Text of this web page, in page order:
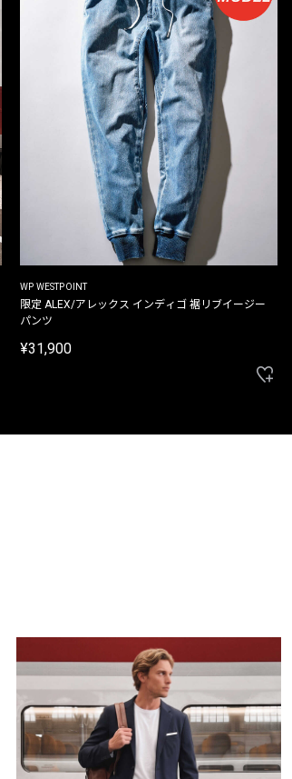
WP WESTPOINT
限定 ALEX/アレックス インディゴ 裾リブイージー
パンツ
¥31,900